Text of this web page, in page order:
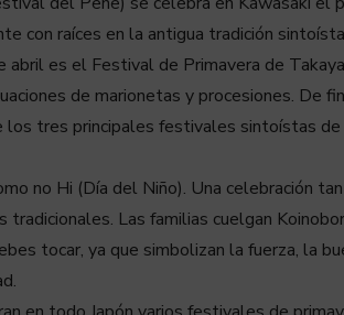
con raíces en la antigua tradición
abril es el Festival de Primavera de
de marionetas y procesiones. De
los tres principales festivales sintoístas
no Hi (Día del Niño). Una celebración
tradicionales. Las familias cuelgan
tocar, ya que simbolizan la fuerza, la